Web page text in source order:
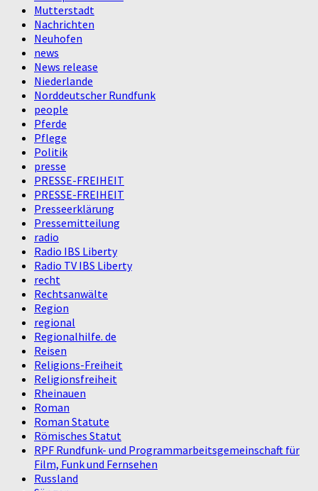
Mutterstadt
Nachrichten
Neuhofen
news
News release
Niederlande
Norddeutscher Rundfunk
people
Pferde
Pflege
Politik
presse
PRESSE-FREIHEIT
PRESSE-FREIHEIT
Presseerklärung
Pressemitteilung
radio
Radio IBS Liberty
Radio TV IBS Liberty
recht
Rechtsanwälte
Region
regional
Regionalhilfe. de
Reisen
Religions-Freiheit
Religionsfreiheit
Rheinauen
Roman
Roman Statute
Römisches Statut
RPF Rundfunk- und Programmarbeitsgemeinschaft für
Film, Funk und Fernsehen
Russland